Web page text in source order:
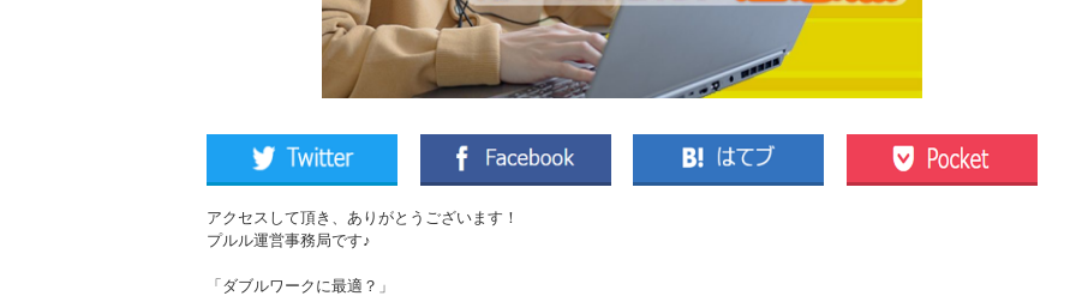
アクセスして頂き、ありがとうございます！
プルル運営事務局です♪
「ダブルワークに最適？」